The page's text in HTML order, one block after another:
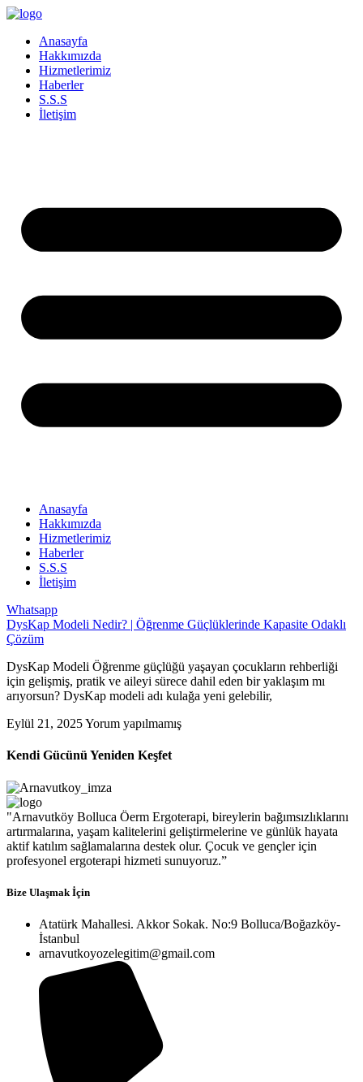
İçeriğe
Anasayfa
Hakkımızda
Hizmetlerimiz
Haberler
S.S.S
İletişim
Anasayfa
Hakkımızda
Hizmetlerimiz
Haberler
S.S.S
İletişim
Whatsapp
DysKap Modeli Nedir? | Öğrenme Güçlüklerinde Kapasite Odaklı
Çözüm
DysKap Modeli Öğrenme güçlüğü yaşayan çocukların rehberliği
için gelişmiş, pratik ve aileyi sürece dahil eden bir yaklaşım mı
arıyorsun? DysKap modeli adı kulağa yeni gelebilir,
Eylül 21, 2025Yorum yapılmamış
Kendi Gücünü Yeniden Keşfet
"Arnavutköy Bolluca Öerm Ergoterapi, bireylerin bağımsızlıklarını
artırmalarına, yaşam kalitelerini geliştirmelerine ve günlük hayata
aktif katılım sağlamalarına destek olur. Çocuk ve gençler için
profesyonel ergoterapi hizmeti sunuyoruz.”
Bize Ulaşmak İçin
Atatürk Mahallesi. Akkor Sokak. No:9 Bolluca/Boğazköy-
İstanbul
arnavutkoyozelegitim@gmail.com